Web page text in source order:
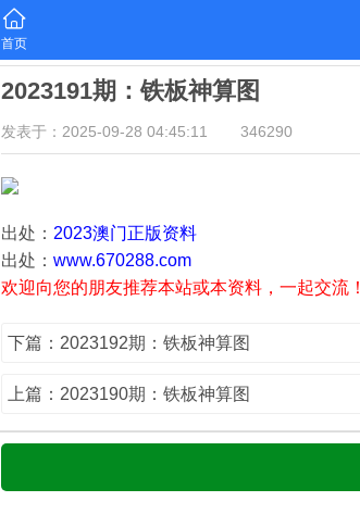
首页
2023191期：铁板神算图
发表于：2025-09-28 04:45:11 346290
出处： 2023澳门正版资料
出处： www.670288.com
欢迎向您的朋友推荐本站或本资料，一起交流！
下篇：2023192期：铁板神算图
上篇：2023190期：铁板神算图